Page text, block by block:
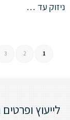
ניזוק עד …
1
2
3
לייעוץ